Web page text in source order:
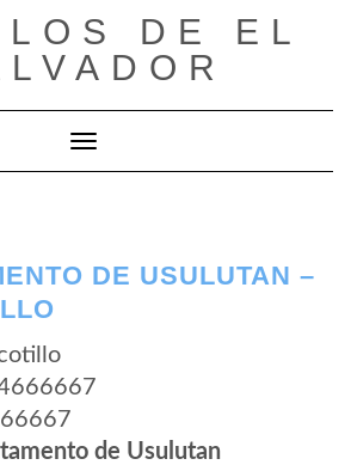
DE EL
Cambiar modo de navegación
DE USULUTAN –
de Usulutan